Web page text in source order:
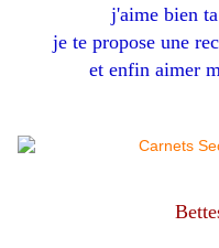
j'aime bien
je te propose une
et enfin aimer